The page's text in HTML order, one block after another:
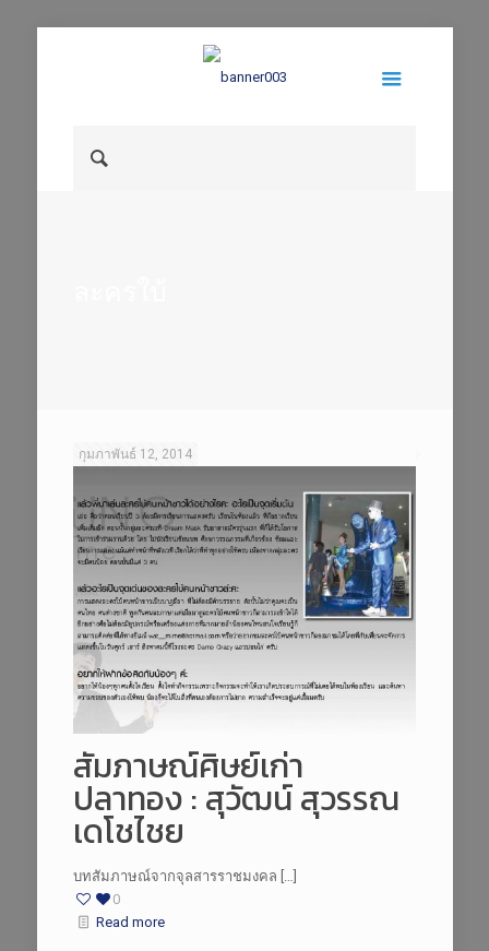
กุมภาพันธ์ 12, 2014
สัมภาษณ์ศิษย์เก่า
ปลาทอง : สุวัฒน์ สุวรรณ
เดโชไชย
บทสัมภาษณ์จากจุลสารราชมงคล […]
0
Read more